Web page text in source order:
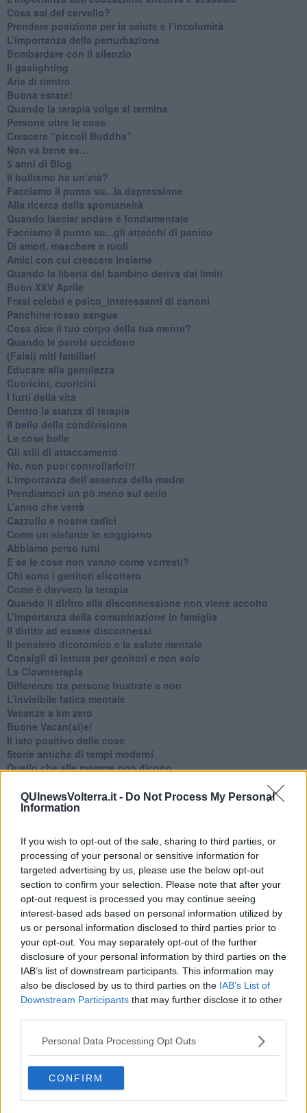
QUInewsVolterra.it - Do Not Process My Personal
Information
If you wish to opt-out of the sale, sharing to third parties, or
processing of your personal or sensitive information for
targeted advertising by us, please use the below opt-out
section to confirm your selection. Please note that after your
opt-out request is processed you may continue seeing
interest-based ads based on personal information utilized by
us or personal information disclosed to third parties prior to
your opt-out. You may separately opt-out of the further
disclosure of your personal information by third parties on the
IAB’s list of downstream participants. This information may
also be disclosed by us to third parties on the IAB’s List of
Downstream Participants that may further disclose it to other
Personal Data Processing Opt Outs
CONFIRM
​Cosa sai del cervello?
Prendere posizione per la salute e l’incolumità
L’importanza della perturbazione
​Bombardare con il silenzio
Il gaslighting
Aria di rientro
Buona estate!
​Quando la terapia volge al termine
​Persone oltre le cose
​Crescere “piccoli Buddha”
Non va bene se…
​5 anni di Blog
​Il bullismo ha un’età?
Facciamo il punto su...la depressione
​Alla ricerca della spontaneità
​Quando lasciar andare è fondamentale
Facciamo il punto su...gli attacchi di panico
Di amori, maschere e ruoli
​Amici con cui crescere insieme
​Quando la libertà del bambino deriva dai limiti
Buon XXV Aprile
​Frasi celebri e psico_interessanti di cartoni
​Panchine rosso sangue
​Cosa dice il tuo corpo della tua mente?
​Quando le parole uccidono
​(Falsi) miti familiari
​Educare alla gentilezza
​Cuoricini, cuoricini
I lutti della vita
​Dentro la stanza di terapia
​Il bello della condivisione
Le cose belle
​Gli stili di attaccamento
No, non puoi controllarlo!!!
​L’importanza dell’assenza della madre
​Prendiamoci un pò meno sul serio
​L’anno che verrà
​Cazzullo e nostre radici
​Come un elefante in soggiorno
​Abbiamo perso tutti
E se le cose non vanno come vorresti?
​Chi sono i genitori elicottero
Come è davvero la terapia
Quando il diritto alla disconnessione non viene accolto
​L’importanza della comunicazione in famiglia
​Il diritto ad essere disconnessi
​Il pensiero dicotomico e la salute mentale
​Consigli di lettura per genitori e non solo
​La Clownterapia
​Differenze tra persone frustrate e non
L’invisibile fatica mentale
Vacanze a km zero
​Buone Vacan(si)e!
​Il lato positivo delle cose
​Storie antiche di tempi moderni
​Quello che alle mamme non dicono
Homo imbecillis
​4 anni di Blog
​Il passato, questo conosciuto!
​Clima ballerino e sbalzi d’umore
La maternità
​L’uomo o l’orso?
Non hanno un amico a teatro​
​Tutta una questione di rispetto
​Cose che ci esauriscono
​Vespa che passione!
​Lasciate ai vostri figli il diritto di piangere
​Parole d’amore regalate al vento
​Essere genitori di un adolescente
​Saper pazientare
​Giornata del Fiocchetto Lilla
Contornati di persone che…
Non dare niente per scontato
Che cos’è la dipendenza affettiva?
Quarta tappa nelle personalità: il narcisista
​Nuovi arrivi!